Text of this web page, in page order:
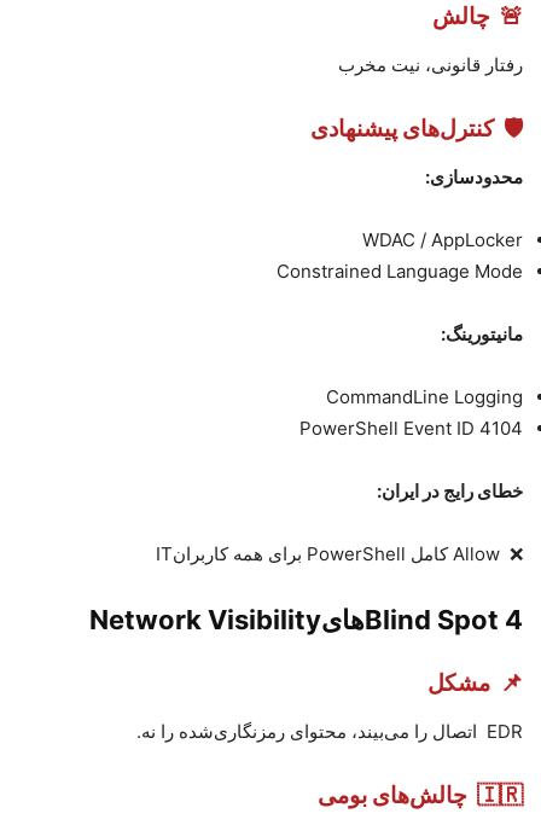
🚨 چالش
رفتار قانونی، نیت مخرب
🛡 کنترل‌های پیشنهادی
محدودسازی:
WDAC / AppLocker
Constrained Language Mode
مانیتورینگ:
CommandLine Logging
PowerShell Event ID 4104
خطای رایج در ایران:
❌
Allowکامل PowerShell برای همه کاربرانIT
4️
Blind SpotهایNetwork Visibility
📌 مشکل
EDR اتصال را می‌بیند، محتوای رمزنگاری‌شده را نه.
🇮🇷 چالش‌های بومی